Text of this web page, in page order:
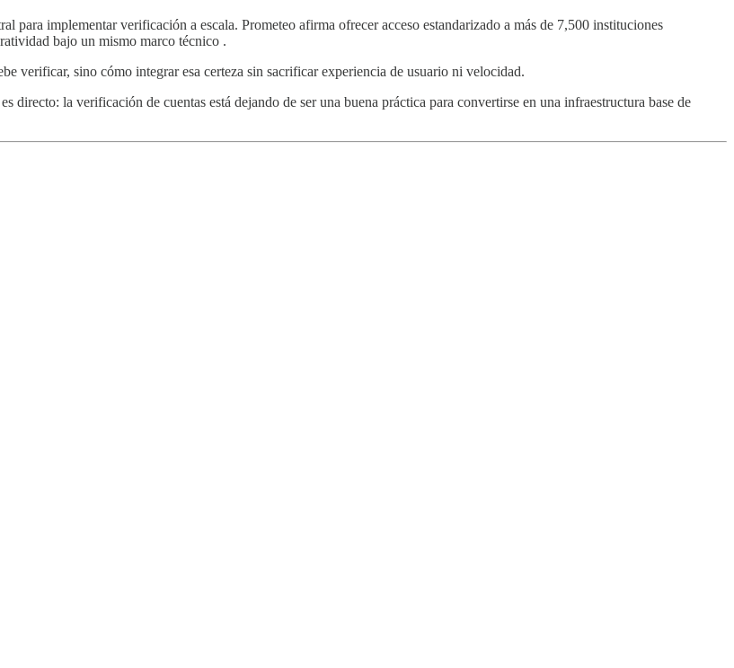
implementar verificación a escala. Prometeo afirma ofrecer acceso estandarizado a más de 7,500 instituciones
bajo un mismo marco técnico .
verificar, sino cómo integrar esa certeza sin sacrificar experiencia de usuario ni velocidad.
la verificación de cuentas está dejando de ser una buena práctica para convertirse en una infraestructura base de